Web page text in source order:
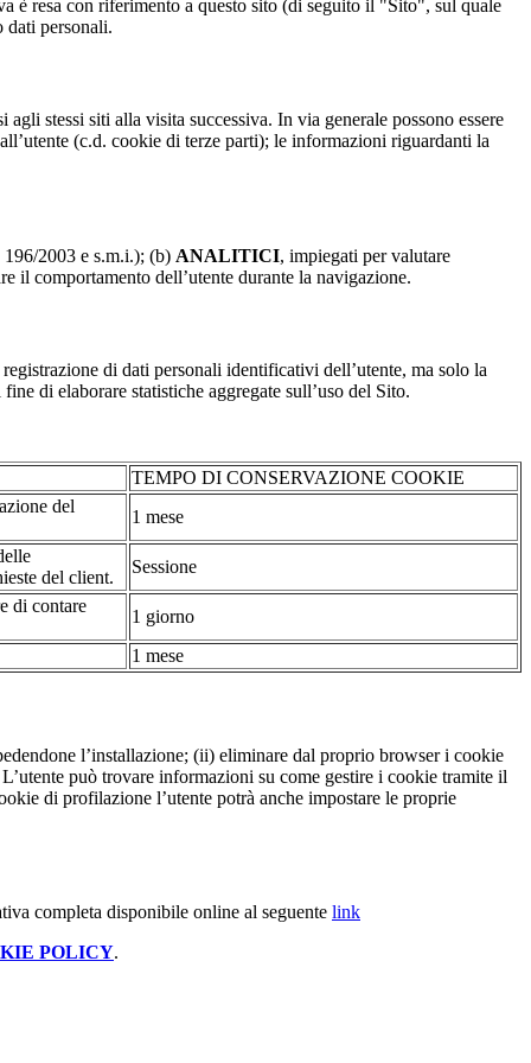
è resa con riferimento a questo sito (di seguito il "Sito", sul quale
dati personali.
stessi siti alla visita successiva. In via generale possono essere
(c.d. cookie di terze parti); le informazioni riguardanti la
2003 e s.m.i.); (b) ANALITICI, impiegati per valutare
il comportamento dell’utente durante la navigazione.
di dati personali identificativi dell’utente, ma solo la
di elaborare statistiche aggregate sull’uso del Sito.
TEMPO DI CONSERVAZIONE COOKIE
del
1 mese
del client.
Sessione
di contare
1 giorno
1 mese
l’installazione; (ii) eliminare dal proprio browser i cookie
può trovare informazioni su come gestire i cookie tramite il
di profilazione l’utente potrà anche impostare le proprie
completa disponibile online al seguente link
POLICY.